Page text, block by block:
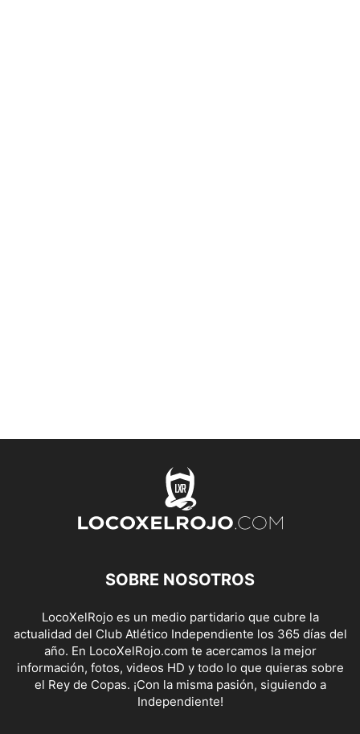
SOBRE NOSOTROS
LocoXelRojo es un medio partidario que cubre la
actualidad del Club Atlético Independiente los 365 días del
año. En LocoXelRojo.com te acercamos la mejor
información, fotos, videos HD y todo lo que quieras sobre
el Rey de Copas. ¡Con la misma pasión, siguiendo a
Independiente!